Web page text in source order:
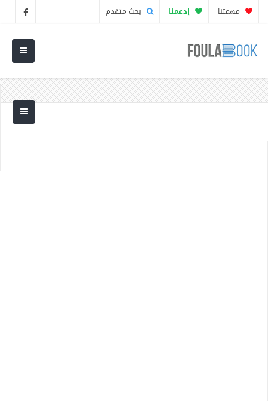
مهمتنا إدعمنا بحث متقدم